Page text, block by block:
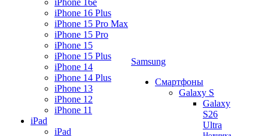
iPhone 16e
iPhone 16 Plus
iPhone 15 Pro Max
iPhone 15 Pro
iPhone 15
iPhone 15 Plus
iPhone 14
iPhone 14 Plus
iPhone 13
iPhone 12
iPhone 11
iPad
iPad
Samsung
Смартфоны
Galaxy S
Galaxy
S26
Ultra